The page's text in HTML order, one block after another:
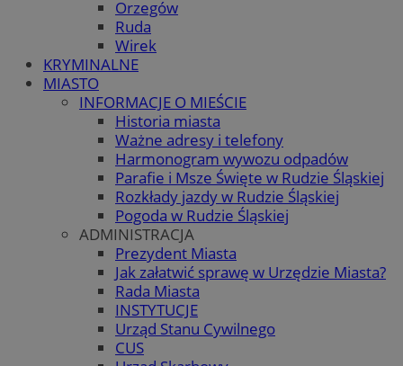
Orzegów
Ruda
Wirek
KRYMINALNE
MIASTO
INFORMACJE O MIEŚCIE
Historia miasta
Ważne adresy i telefony
Harmonogram wywozu odpadów
Parafie i Msze Święte w Rudzie Śląskiej
Rozkłady jazdy w Rudzie Śląskiej
Pogoda w Rudzie Śląskiej
ADMINISTRACJA
Prezydent Miasta
Jak załatwić sprawę w Urzędzie Miasta?
Rada Miasta
INSTYTUCJE
Urząd Stanu Cywilnego
CUS